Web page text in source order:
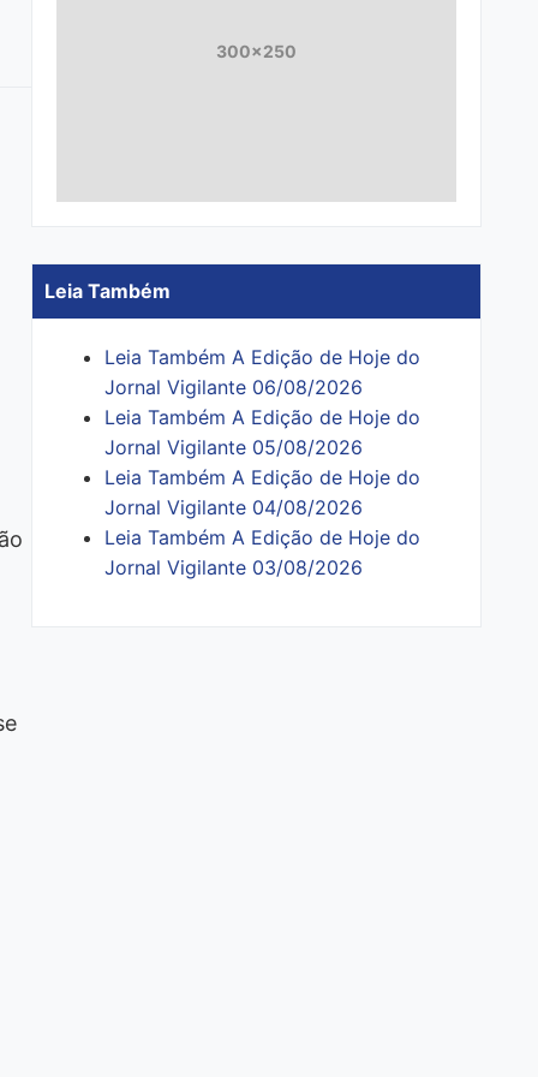
300x250
Leia Também
Leia Também A Edição de Hoje do
Jornal Vigilante 06/08/2026
Leia Também A Edição de Hoje do
Jornal Vigilante 05/08/2026
Leia Também A Edição de Hoje do
Jornal Vigilante 04/08/2026
Leia Também A Edição de Hoje do
Jornal Vigilante 03/08/2026